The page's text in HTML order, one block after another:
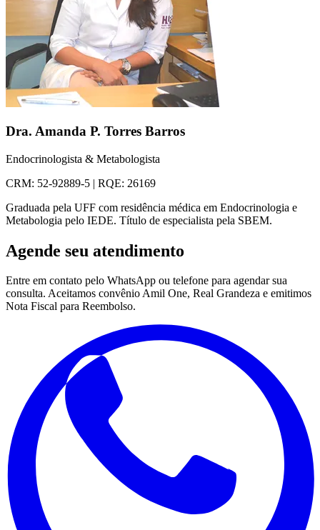
Dra. Amanda P. Torres Barros
Endocrinologista & Metabologista
CRM: 52-92889-5 | RQE: 26169
Graduada pela UFF com residência médica em Endocrinologia e
Metabologia pelo IEDE. Título de especialista pela SBEM.
Agende seu atendimento
Entre em contato pelo WhatsApp ou telefone para agendar sua
consulta. Aceitamos convênio Amil One, Real Grandeza e emitimos
Nota Fiscal para Reembolso.